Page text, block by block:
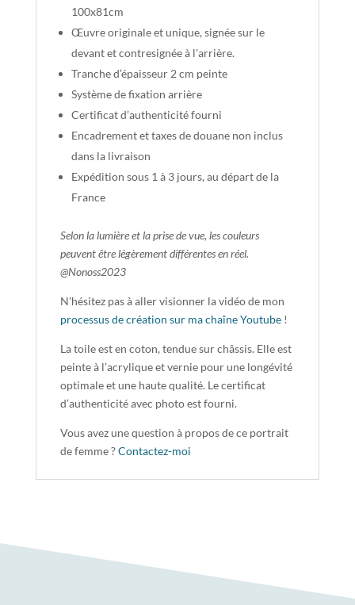
100x81cm
Œuvre originale et unique, signée sur le
devant et contresignée à l'arrière.
Tranche d’épaisseur 2 cm peinte
Système de fixation arrière
Certificat d’authenticité fourni
Encadrement et taxes de douane non inclus
dans la livraison
Expédition sous 1 à 3 jours, au départ de la
France
Selon la lumière et la prise de vue, les couleurs
peuvent être légèrement différentes en réel.
@Nonoss2023
N'hésitez pas à aller visionner la vidéo de mon
processus de création sur ma chaîne Youtube!
La toile est en coton, tendue sur châssis. Elle est
peinte à l’acrylique et vernie pour une longévité
optimale et une haute qualité. Le certificat
d’authenticité avec photo est fourni.
Vous avez une question à propos de ce portrait
de femme ?Contactez-moi